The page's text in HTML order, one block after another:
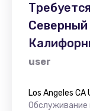
Северный
user
Los Angeles CA
Обслуживание